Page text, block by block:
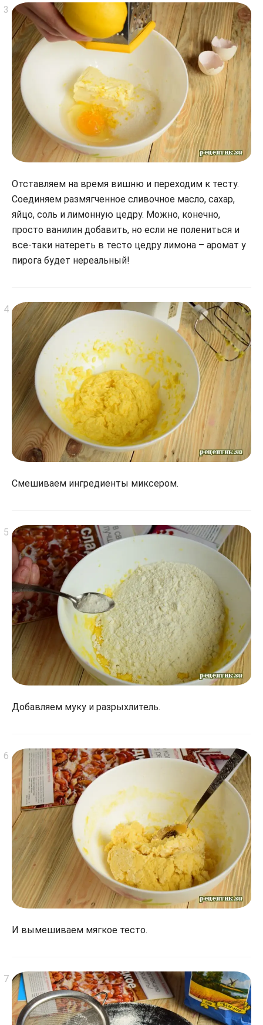
Отставляем на время вишню и переходим к тесту.
Соединяем размягченное сливочное масло, сахар,
яйцо, соль и лимонную цедру. Можно, конечно,
просто ванилин добавить, но если не полениться и
все-таки натереть в тесто цедру лимона – аромат у
пирога будет нереальный!
Смешиваем ингредиенты миксером.
Добавляем муку и разрыхлитель.
И вымешиваем мягкое тесто.